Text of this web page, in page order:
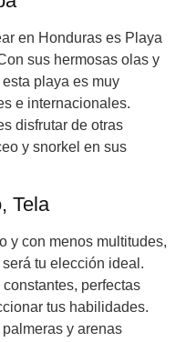
en Honduras es Playa
sus hermosas olas y
playa es muy
e internacionales.
disfrutar de otras
y snorkel en sus
Tela
y con menos multitudes,
tu elección ideal.
perfectas
tus habilidades.
y arenas